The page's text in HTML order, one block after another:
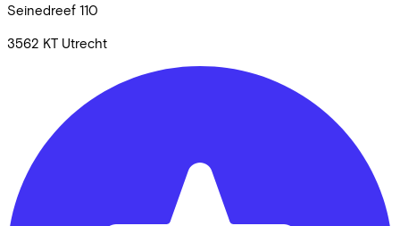
Seinedreef 110
3562 KT Utrecht